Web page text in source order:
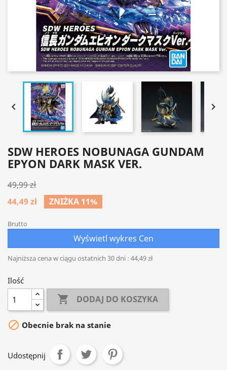
 
SDW HEROES NOBUNAGA GUNDAM
EPYON DARK MASK VER.
49,99 zł
44,49 zł
ZNIŻKA 11%
Brutto
Wyświetl wykres Cen
Najniższa cena w ciągu ostatnich 30 dni : 44,49 zł
Ilość
 DODAJ DO KOSZYKA
 Obecnie brak na stanie
Udostępnij